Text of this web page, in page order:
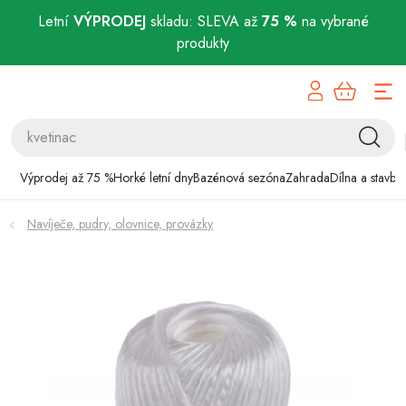
Letní VÝPRODEJskladu: SLEVA až 75 % na vybrané
produkty
Výprodej až 75 %Horké letní dnyBazénová sezónaZahradaDílna a stavba
Bazénová sezóna
Zahrada
Chovatelské potřeby
Navíječe, pudry, olovnice, provázky